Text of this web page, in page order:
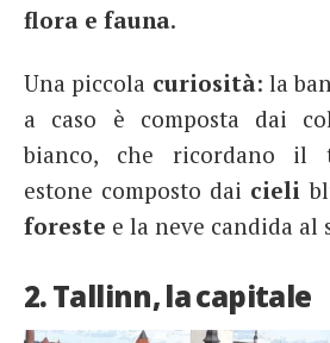
flora e fauna.
Una piccola curiosità: la
a caso è composta dai
bianco, che ricordano il
estone composto dai cieli
foreste e la neve candida al
2. Tallinn, la capitale